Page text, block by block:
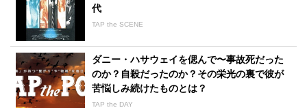
代
TAP the SCENE
ダニー・ハサウェイを偲んで〜事故死だった
のか？自殺だったのか？その栄光の裏で彼が
苦悩しみ続けたものとは？
TAP the DAY